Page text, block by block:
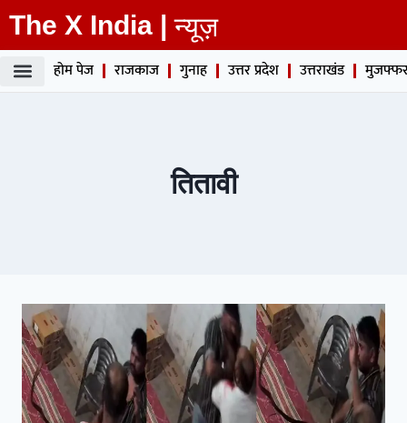
The X India | न्यूज़
होम पेज राजकाज गुनाह उत्तर प्रदेश उत्तराखंड
तितावी